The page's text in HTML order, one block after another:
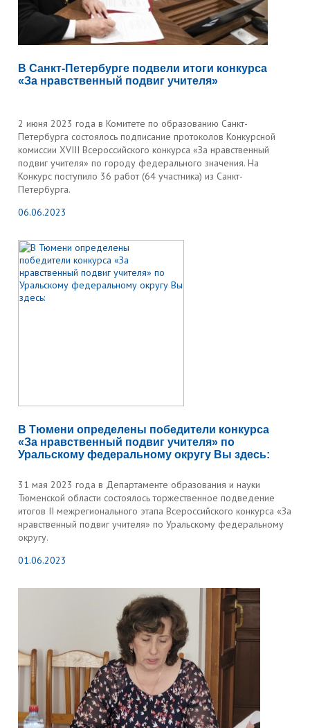
В Санкт-Петербурге подвели итоги конкурса
«За нравственный подвиг учителя»
2 июня 2023 года в Комитете по образованию Санкт-
Петербурга состоялось подписание протоколов Конкурсной
комиссии XVIII Всероссийского конкурса «За нравственный
подвиг учителя» по городу федерального значения. На
Конкурс поступило 36 работ (64 участника) из Санкт-
Петербурга.
06.06.2023
В Тюмени определены победители конкурса
«За нравственный подвиг учителя» по
Уральскому федеральному округу Вы здесь:
31 мая 2023 года в Департаменте образования и науки
Тюменской области состоялось торжественное подведение
итогов II межрегионального этапа Всероссийского конкурса «За
нравственный подвиг учителя» по Уральскому федеральному
округу.
01.06.2023